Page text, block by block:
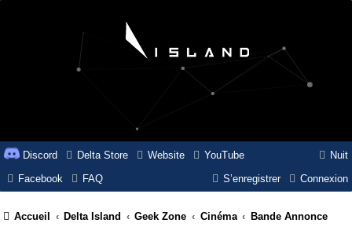
Nuit
Discord Delta Store Website
YouTube
Facebook
FAQ Connexion
S’enregistrer
Accueil Delta Island Geek Zone Cinéma Bande Annonce